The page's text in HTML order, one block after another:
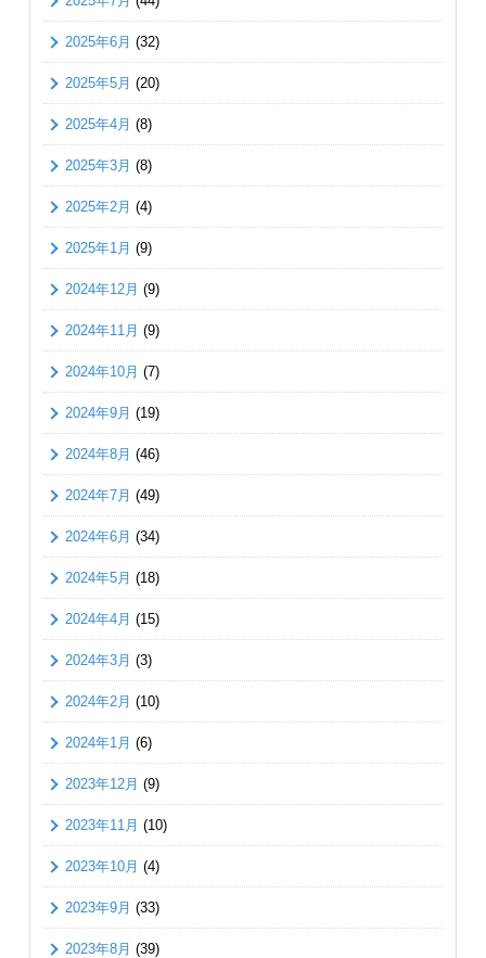
2025年6月 (32)
2025年5月 (20)
2025年4月 (8)
2025年3月 (8)
2025年2月 (4)
2025年1月 (9)
2024年12月 (9)
2024年11月 (9)
2024年10月 (7)
2024年9月 (19)
2024年8月 (46)
2024年7月 (49)
2024年6月 (34)
2024年5月 (18)
2024年4月 (15)
2024年3月 (3)
2024年2月 (10)
2024年1月 (6)
2023年12月 (9)
2023年11月 (10)
2023年10月 (4)
2023年9月 (33)
2023年8月 (39)